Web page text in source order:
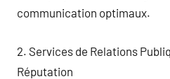
communication optimaux.
2. Services de Relations
Réputation